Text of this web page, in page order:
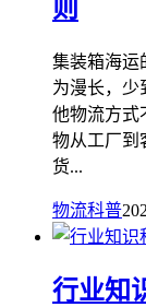
则
集装箱海运
为漫长，少
他物流方式
物从工厂到
货...
物流科普
行业知